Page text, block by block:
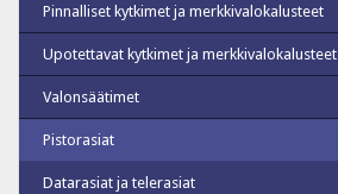
Pinnalliset kytkimet ja merkkivalokalusteet
Upotettavat kytkimet ja merkkivalokalusteet
Valonsäätimet
Pistorasiat
Datarasiat ja telerasiat